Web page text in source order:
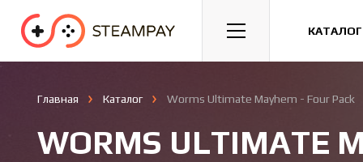
Спорт Гонки Казуальные
Главная Каталог Worms Ultimate Mayhem - Four Pack
WORMS ULTIMATE